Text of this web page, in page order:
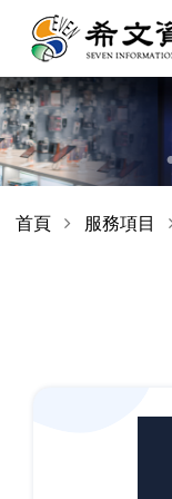
首頁 服務項目